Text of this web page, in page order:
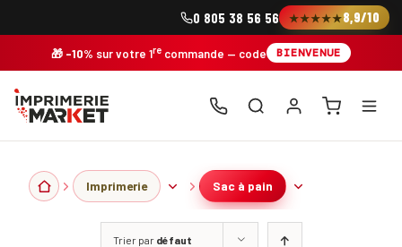
0 805 38 56 56 ★★★★★8,9/10
🎁 -10% sur votre 1re commande — code BIENVENUE
Imprimerie Sac à pain
Trier par défaut